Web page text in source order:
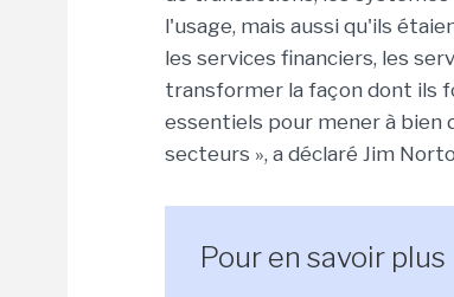
l'usage, mais aussi qu'ils
les services financiers, les
transformer la façon dont ils
essentiels pour mener à bien
secteurs », a déclaré Jim
Pour en savoir plus